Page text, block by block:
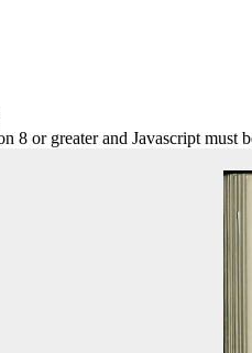
8 or greater and Javascript must